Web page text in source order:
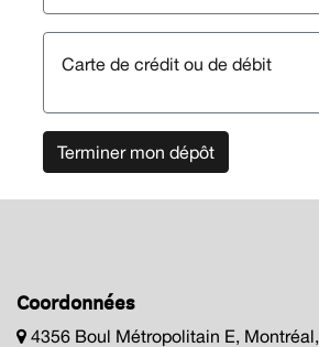
Carte de crédit ou de débit
Terminer mon dépôt
Coordonnées
4356 Boul Métropolitain E, Montréal,